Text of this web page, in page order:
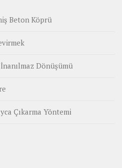
Beton Köprü
Dönüşümü
Çıkarma Yöntemi